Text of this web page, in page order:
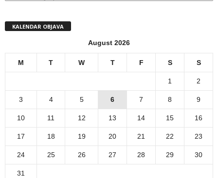
KALENDAR OBJAVA
August 2026
M T W T F S S
1 2
3 4 5 6 7 8 9
10 11 12 13 14 15 16
17 18 19 20 21 22 23
24 25 26 27 28 29 30
31